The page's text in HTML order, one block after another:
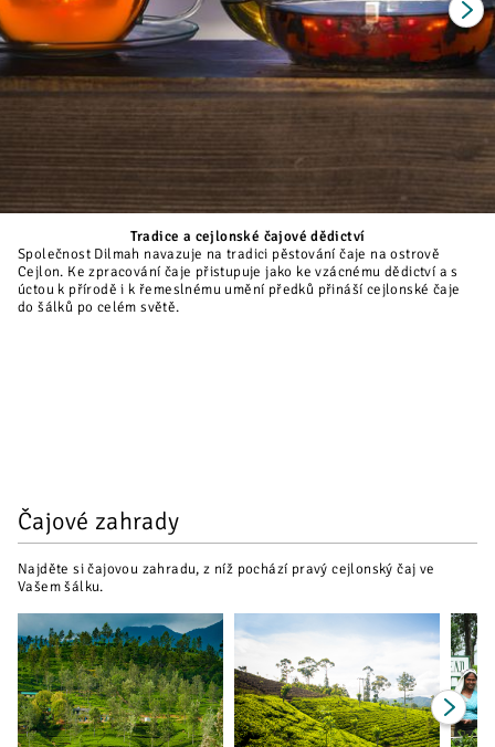
Next
Tradice a cejlonské čajové dědictví
Společnost Dilmah navazuje na tradici pěstování čaje na ostrově
Cejlon. Ke zpracování čaje přistupuje jako ke vzácnému dědictví a s
úctou k přírodě i k řemeslnému umění předků přináší cejlonské čaje
do šálků po celém světě.
Čajové zahrady
Najděte si čajovou zahradu, z níž pochází pravý cejlonský čaj ve
Vašem šálku.
Next